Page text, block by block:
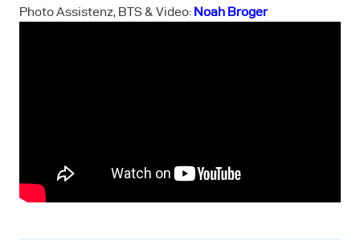
Photo Assistenz, BTS & Video: Noah Broger